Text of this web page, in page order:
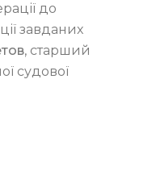
до
завданих
, старший
судової